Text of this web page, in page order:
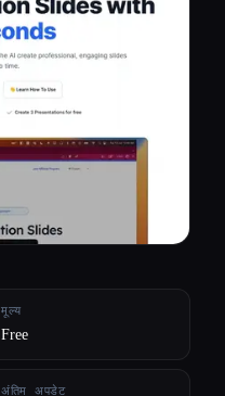
मूल्य
Free
अंतिम अपडेट